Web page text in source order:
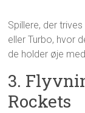
Spillere, der
eller Turbo, hvor
de holder øje
3.
Rockets